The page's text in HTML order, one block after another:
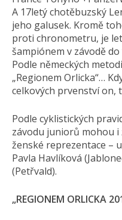
A 17letý chotěbuzský
jeho galusek. Kromě
proti chronometru, je
šampiónem v závodě
Podle německých
„Regionem Orlicka“…
celkových prvenství on,
Podle cyklistických
závodu juniorů mohou i
ženské reprezentace –
Pavla Havlíková
(Petřvald).
„REGIONEM ORLICKA